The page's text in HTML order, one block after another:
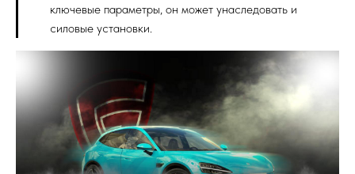
ключевые параметры, он может унаследовать и
силовые установки.